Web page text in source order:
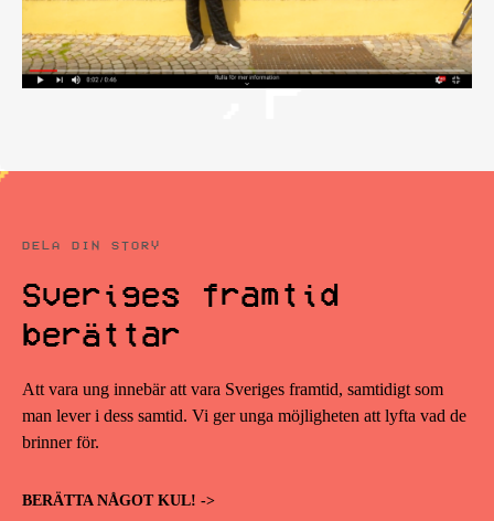
DELA DIN STORY
Sveriges framtid
berättar
Att vara ung innebär att vara Sveriges framtid, samtidigt som
man lever i dess samtid. Vi ger unga möjligheten att lyfta vad de
brinner för.
BERÄTTA NÅGOT KUL! ->